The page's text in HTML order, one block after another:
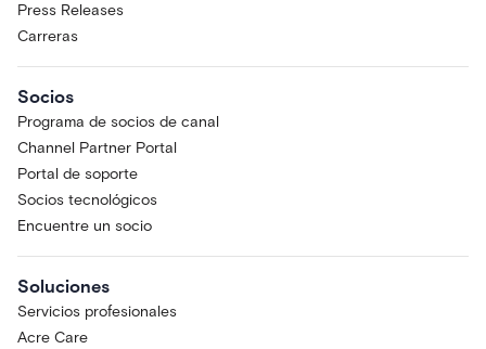
Press Releases
Carreras
Socios
Programa de socios de canal
Channel Partner Portal
Portal de soporte
Socios tecnológicos
Encuentre un socio
Soluciones
Servicios profesionales
Acre Care